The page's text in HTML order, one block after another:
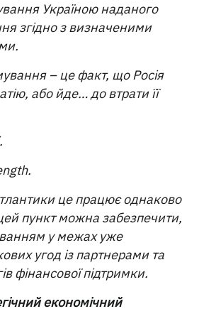
Україною наданого
згідно з визначеними
– це факт, що Росія
або йде… до втрати її
це працює однаково
пункт можна забезпечити,
у межах уже
угод із партнерами та
фінансової підтримки.
економічний